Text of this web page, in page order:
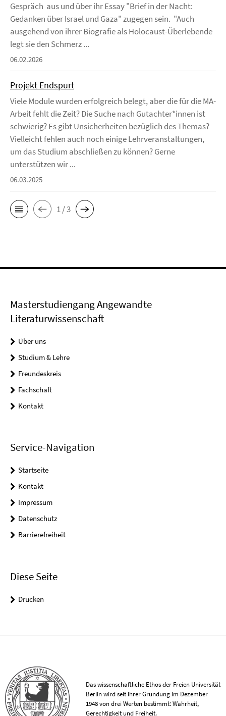
Gespräch aus und über ihr Essay "Brief in der Nacht:
Gedanken über Israel und Gaza" zugegen sein. "Auch
ausgehend von ihrer Biografie als Holocaust-Überlebende
legt sie den Schmerz ...
06.02.2026
Projekt Endspurt
Viele Module wurden erfolgreich belegt, aber die für die MA-
Arbeit fehlt die Zeit? Die Suche nach Gutachter*innen ist
schwierig? Es gibt Unsicherheiten bezüglich des Themas?
Vielleicht fehlen auch noch einige Lehrveranstaltungen,
um das Studium abschließen zu können? Gerne
unterstützen wir ...
06.03.2025
1 / 3
Masterstudiengang Angewandte
Literaturwissenschaft
Über uns
Studium & Lehre
Freundeskreis
Fachschaft
Kontakt
Service-Navigation
Startseite
Kontakt
Impressum
Datenschutz
Barrierefreiheit
Diese Seite
Drucken
Das wissenschaftliche Ethos der Freien Universität
Berlin wird seit ihrer Gründung im Dezember
1948 von drei Werten bestimmt: Wahrheit,
Gerechtigkeit und Freiheit.